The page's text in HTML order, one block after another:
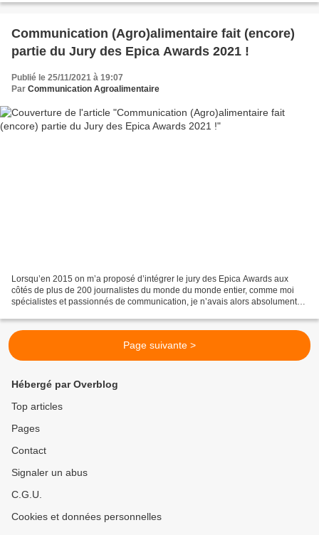
Communication (Agro)alimentaire fait (encore)
partie du Jury des Epica Awards 2021 !
Publié le 25/11/2021 à 19:07
Par Communication Agroalimentaire
Lorsqu’en 2015 on m’a proposé d’intégrer le jury des Epica Awards aux
côtés de plus de 200 journalistes du monde du monde entier, comme moi
spécialistes et passionnés de communication, je n’avais alors absolument
Page suivante >
Hébergé par Overblog
Top articles
Pages
Contact
Signaler un abus
C.G.U.
Cookies et données personnelles